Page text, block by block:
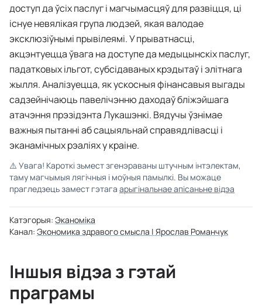
доступ да ўсіх паслуг і магчымасцяў для развіцця, ці
існуе невялікая група людзей, якая валодае
эксклюзіўнымі прывілеямі. У прыватнасці,
акцэнтуецца ўвага на доступе да медыцынскіх паслуг,
падатковых ільгот, субсідаваных крэдытаў і элітнага
жылля. Аналізуецца, як ускосныя фінансавыя выгады
садзейнічаюць павелічэнню даходаў бліжэйшага
атачэння прэзідэнта Лукашэнкі. Вядучы ўзнімае
важныя пытанні аб сацыяльнай справядлівасці і
эканамічных рэаліях у краіне.
⚠️ Увага! Кароткі зьмест згенэраваны штучным інтэлектам,
таму магчымыя лягічныя і моўныя памылкі. Вы можаце
прагледзець замест гэтага арыгінальнае апісаньне відэа
Катэгорыя: Эканоміка
Канал: Экономика здравого смысла | Ярослав Романчук
Іншыя відэа з гэтай
праграмы